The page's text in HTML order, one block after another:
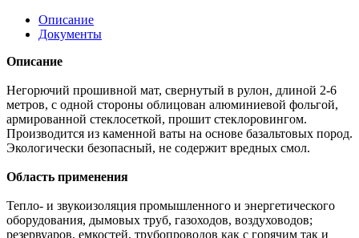
Описание
Документы
Описание
Негорючий прошивной мат, свернутый в рулон, длиной 2-6
метров, с одной стороны облицован алюминиевой фольгой,
армированной стеклосеткой, прошит стеклоровингом.
Производится из каменной ваты на основе базальтовых пород.
Экологически безопасный, не содержит вредных смол.
Область применения
Тепло- и звукоизоляция промышленного и энергетического
оборудования, дымовых труб, газоходов, воздуховодов;
резервуаров, емкостей, трубопроводов как с горячим так и